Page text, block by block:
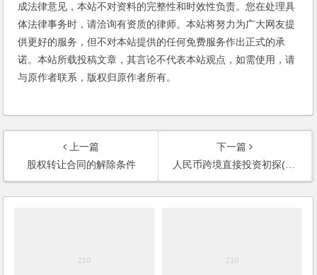
成法律意见，本站不对资料的完整性和时效性负责。您在处理具
体法律事务时，请洽询有资质的律师。本站将努力为广大网友提
供更好的服务，但不对本站提供的任何免费服务作出正式的承
诺。本站所载投稿文章，其言论不代表本站观点，如需使用，请
与原作者联系，版权归原作者所有。
上一篇
股权转让合同的解除条件
下一篇
人民币跨境直接投资初探(2011)